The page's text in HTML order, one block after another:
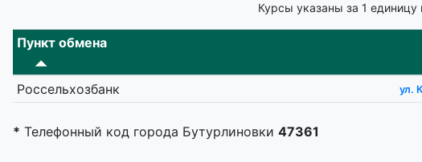
Курсы указаны за 1 единицу
Пункт обмена
Россельхозбанк ул.
* Телефонный код города Бутурлиновки 47361